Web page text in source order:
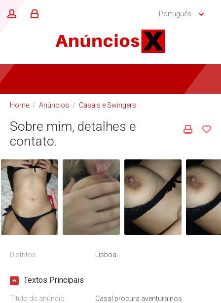
Português
Home / Anúncios / Casais e Swingers
Sobre mim, detalhes e
contato.
Distritos Lisboa
Textos Principais
Título do anúncio
Casal procura aventura nos